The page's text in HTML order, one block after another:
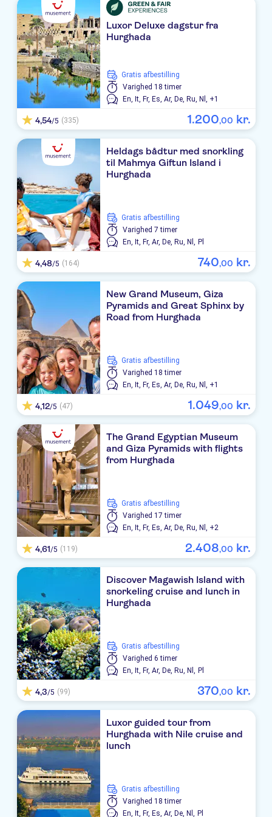
Luxor Deluxe dagstur fra
Hurghada
Gratis afbestilling
Varighed 18 timer
En, It, Fr, Es,Ar, De, Ru, Nl, +1
4,54/5 (335) 1.200,00 kr.
Heldags bådtur med snorkling
til Mahmya Giftun Island i
Hurghada
Gratis afbestilling
Varighed 7 timer
En, It, Fr,Ar, De, Ru, Nl, Pl
4,48/5 (164) 740,00 kr.
New Grand Museum, Giza
Pyramids and Great Sphinx by
Road from Hurghada
Gratis afbestilling
Varighed 18 timer
En, It, Fr, Es,Ar, De, Ru, Nl, +1
4,12/5 (47) 1.049,00 kr.
The Grand Egyptian Museum
and Giza Pyramids with flights
from Hurghada
Gratis afbestilling
Varighed 17 timer
En, It, Fr, Es,Ar, De, Ru, Nl, +2
4,61/5 (119) 2.408,00 kr.
Discover Magawish Island with
snorkeling cruise and lunch in
Hurghada
Gratis afbestilling
Varighed 6 timer
En, It, Fr,Ar, De, Ru, Nl, Pl
4,3/5 (99) 370,00 kr.
Luxor guided tour from
Hurghada with Nile cruise and
lunch
Gratis afbestilling
Varighed 18 timer
En, It, Fr, Es,Ar, De, Nl, Pl